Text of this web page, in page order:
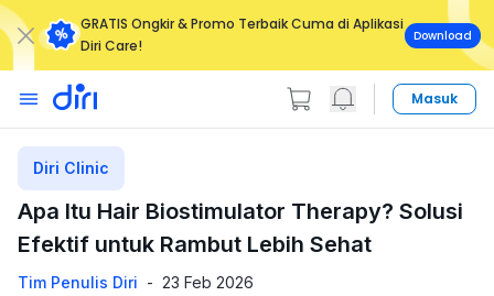
GRATIS Ongkir & Promo Terbaik Cuma di Aplikasi
Diri Care!
Download
Masuk
Diri Clinic
Apa Itu Hair Biostimulator Therapy? Solusi
Efektif untuk Rambut Lebih Sehat
Tim Penulis Diri - 23 Feb 2026